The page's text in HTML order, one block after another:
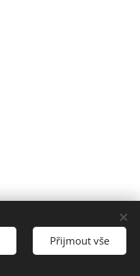
Přijmout vše